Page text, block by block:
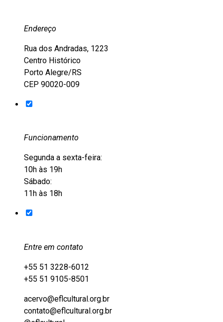
Endereço
Rua dos Andradas, 1223
Centro Histórico
Porto Alegre/RS
CEP 90020-009
Funcionamento
Segunda a sexta-feira:
10h às 19h
Sábado:
11h às 18h
Entre em contato
+55 51 3228-6012
+55 51 9105-8501
acervo@eflcultural.org.br
contato@eflcultural.org.br